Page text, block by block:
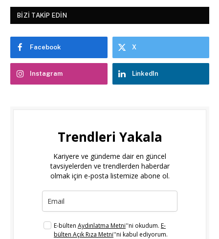
BIZI TAKIP EDIN
Facebook X
Instagram LinkedIn
Trendleri Yakala
Kariyere ve gündeme dair en güncel
tavsiyelerden ve trendlerden haberdar
olmak için e-posta listemize abone ol.
E-bülten Aydınlatma Metni''ni okudum. E-
bülten Açık Rıza Metni''ni kabul ediyorum.